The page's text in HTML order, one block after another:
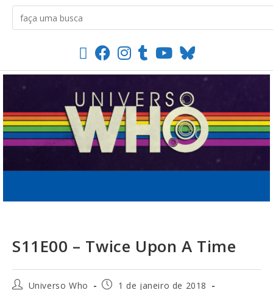
S11E00 – Twice Upon A Time
Universo Who
1 de janeiro de 2018